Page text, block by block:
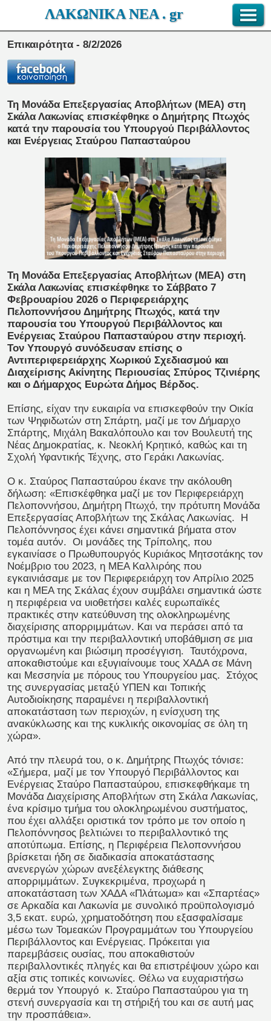
ΛΑΚΩΝΙΚΑ ΝΕΑ . gr
Επικαιρότητα - 8/2/2026
Τη Μονάδα Επεξεργασίας Αποβλήτων (ΜΕΑ) στη
Σκάλα Λακωνίας επισκέφθηκε ο Δημήτρης Πτωχός
κατά την παρουσία του Υπουργού Περιβάλλοντος
και Ενέργειας Σταύρου Παπασταύρου
Τη Μονάδα Επεξεργασίας Αποβλήτων (ΜΕΑ) στη
Σκάλα Λακωνίας επισκέφθηκε το Σάββατο 7
Φεβρουαρίου 2026 ο Περιφερειάρχης
Πελοποννήσου Δημήτρης Πτωχός, κατά την
παρουσία του Υπουργού Περιβάλλοντος και
Ενέργειας Σταύρου Παπασταύρου στην περιοχή.
Τον Υπουργό συνόδευσαν επίσης ο
Αντιπεριφερειάρχης Χωρικού Σχεδιασμού και
Διαχείρισης Ακίνητης Περιουσίας Σπύρος Τζινιέρης
και ο Δήμαρχος Ευρώτα Δήμος Βέρδος.
Επίσης, είχαν την ευκαιρία να επισκεφθούν την Οικία
των Ψηφιδωτών στη Σπάρτη, μαζί με τον Δήμαρχο
Σπάρτης, Μιχάλη Βακαλόπουλο και τον Βουλευτή της
Νέας Δημοκρατίας, κ. Νεοκλή Κρητικό, καθώς και τη
Σχολή Υφαντικής Τέχνης, στο Γεράκι Λακωνίας.
Ο κ. Σταύρος Παπασταύρου έκανε την ακόλουθη
δήλωση: «Επισκέφθηκα μαζί με τον Περιφερειάρχη
Πελοποννήσου, Δημήτρη Πτωχό, την πρότυπη Μονάδα
Επεξεργασίας Αποβλήτων της Σκάλας Λακωνίας. Η
Πελοπόννησος έχει κάνει σημαντικά βήματα στον
τομέα αυτόν. Οι μονάδες της Τρίπολης, που
εγκαινίασε ο Πρωθυπουργός Κυριάκος Μητσοτάκης τον
Νοέμβριο του 2023, η ΜΕΑ Καλλιρόης που
εγκαινιάσαμε με τον Περιφερειάρχη τον Απρίλιο 2025
και η ΜΕΑ της Σκάλας έχουν συμβάλει σημαντικά ώστε
η περιφέρεια να υιοθετήσει καλές ευρωπαϊκές
πρακτικές στην κατεύθυνση της ολοκληρωμένης
διαχείρισης απορριμμάτων. Και να περάσει από τα
πρόστιμα και την περιβαλλοντική υποβάθμιση σε μια
οργανωμένη και βιώσιμη προσέγγιση. Ταυτόχρονα,
αποκαθιστούμε και εξυγιαίνουμε τους ΧΑΔΑ σε Μάνη
και Μεσσηνία με πόρους του Υπουργείου μας. Στόχος
της συνεργασίας μεταξύ ΥΠΕΝ και Τοπικής
Αυτοδιοίκησης παραμένει η περιβαλλοντική
αποκατάσταση των περιοχών, η ενίσχυση της
ανακύκλωσης και της κυκλικής οικονομίας σε όλη τη
χώρα».
Από την πλευρά του, ο κ. Δημήτρης Πτωχός τόνισε:
«Σήμερα, μαζί με τον Υπουργό Περιβάλλοντος και
Ενέργειας Σταύρο Παπασταύρου, επισκεφθήκαμε τη
Μονάδα Διαχείρισης Αποβλήτων στη Σκάλα Λακωνίας,
ένα κρίσιμο τμήμα του ολοκληρωμένου συστήματος,
που έχει αλλάξει οριστικά τον τρόπο με τον οποίο η
Πελοπόννησος βελτιώνει το περιβαλλοντικό της
αποτύπωμα. Επίσης, η Περιφέρεια Πελοποννήσου
βρίσκεται ήδη σε διαδικασία αποκατάστασης
ανενεργών χώρων ανεξέλεγκτης διάθεσης
απορριμμάτων. Συγκεκριμένα, προχωρά η
αποκατάσταση των ΧΑΔΑ «Πλάτωμα» και «Σπαρτέας»
σε Αρκαδία και Λακωνία με συνολικό προϋπολογισμό
3,5 εκατ. ευρώ, χρηματοδότηση που εξασφαλίσαμε
μέσω των Τομεακών Προγραμμάτων του Υπουργείου
Περιβάλλοντος και Ενέργειας. Πρόκειται για
παρεμβάσεις ουσίας, που αποκαθιστούν
περιβαλλοντικές πληγές και θα επιστρέψουν χώρο και
αξία στις τοπικές κοινωνίες. Θέλω να ευχαριστήσω
θερμά τον Υπουργό κ. Σταύρο Παπασταύρου για τη
στενή συνεργασία και τη στήριξή του και σε αυτή μας
την προσπάθεια».